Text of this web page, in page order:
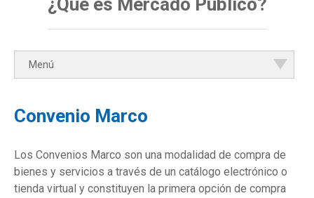
¿Qué es Mercado Público?
Convenio Marco
Los Convenios Marco son una modalidad de compra de
bienes y servicios a través de un catálogo electrónico o
tienda virtual y constituyen la primera opción de compra